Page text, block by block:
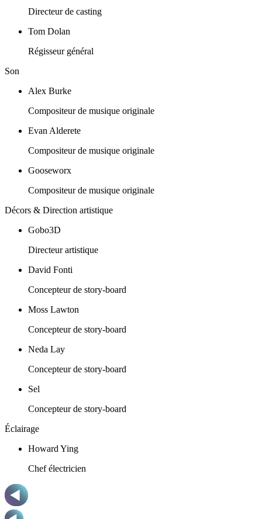
Directeur de casting
Tom Dolan
Régisseur général
Son
Alex Burke
Compositeur de musique originale
Evan Alderete
Compositeur de musique originale
Gooseworx
Compositeur de musique originale
Décors & Direction artistique
Gobo3D
Directeur artistique
David Fonti
Concepteur de story-board
Moss Lawton
Concepteur de story-board
Neda Lay
Concepteur de story-board
Sel
Concepteur de story-board
Éclairage
Howard Ying
Chef électricien